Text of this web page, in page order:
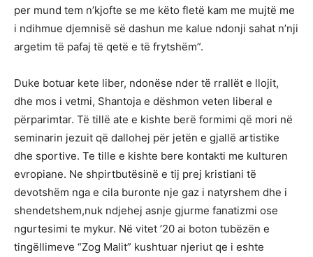
per mund tem n’kjofte se me këto fletë kam me mujtë me
i ndihmue djemnisë së dashun me kalue ndonji sahat n’nji
argetim të pafaj të qetë e të frytshëm”.
Duke botuar kete liber, ndonëse nder të rrallët e llojit,
dhe mos i vetmi, Shantoja e dëshmon veten liberal e
përparimtar. Të tillë ate e kishte berë formimi që mori në
seminarin jezuit që dallohej për jetën e gjallë artistike
dhe sportive. Te tille e kishte bere kontakti me kulturen
evropiane. Ne shpirtbutësinë e tij prej kristiani të
devotshëm nga e cila buronte nje gaz i natyrshem dhe i
shendetshem,nuk ndjehej asnje gjurme fanatizmi ose
ngurtesimi te mykur. Në vitet ’20 ai boton tubëzën e
tingëllimeve “Zog Malit” kushtuar njeriut qe i eshte